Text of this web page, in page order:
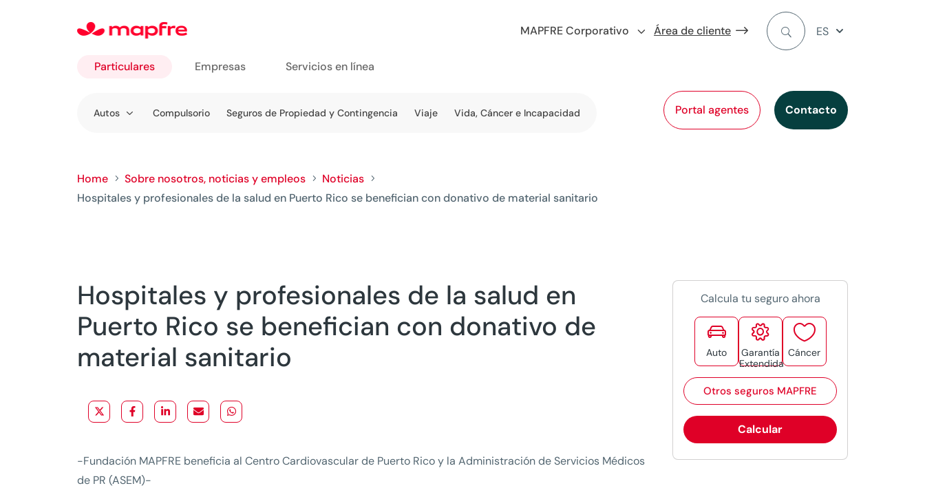
MAPFRE Corporativo Área de cliente
Portal agentes Contacto
ES
Particulares
Ir a
Autos Compulsorio Seguros de Propiedad y Contingencia Viaje Vida, Cáncer e Incapacidad
Empresas Servicios en línea
Home 5 Sobre nosotros, noticias y empleos 5 Noticias 5
Hospitales y profesionales de la salud en Puerto Rico se benefician con donativo de material sanitario
Hospitales y profesionales de la salud en
Puerto Rico se benefician con donativo de
material sanitario
-Fundación MAPFRE beneficia al Centro Cardiovascular de Puerto Rico y la Administración de Servicios Médicos
de PR (ASEM)-
Calcula tu seguro ahora

Auto

Garantía
Extendida

Cáncer
Otros seguros MAPFRE
Calcular